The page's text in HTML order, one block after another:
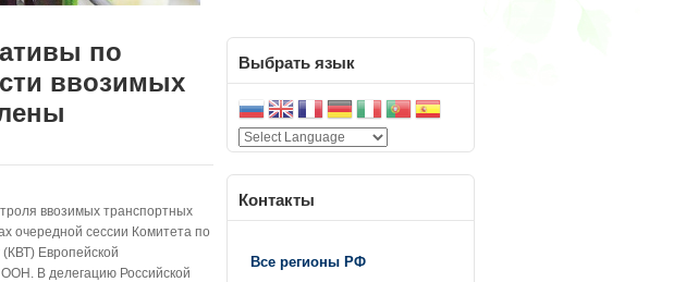
по
ввозимых
ввозимых транспортных
очередной сессии Комитета по
Европейской
ООН. В делегацию Российской
Выбрать язык
Контакты
Все регионы РФ